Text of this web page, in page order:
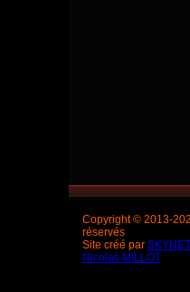
Copyright © 2013-
réservés
Site créé par
Nicolas MILLOT